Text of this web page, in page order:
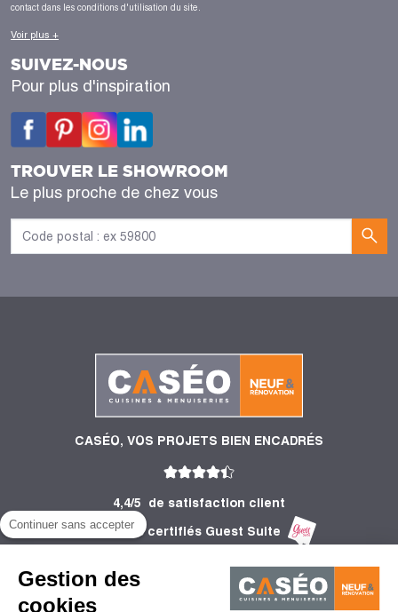
Continuer sans accepter
Gestion des
cookies
contact dans les conditions d'utilisation du site.
Voir plus +
SUIVEZ-NOUS
Pour plus d'inspiration
TROUVER LE SHOWROOM
Le plus proche de chez vous
CASÉO, VOS PROJETS BIEN ENCADRÉS
4,4/5
de satisfaction client
2 753 Avis certifiés Guest Suite
INFORMATIONS